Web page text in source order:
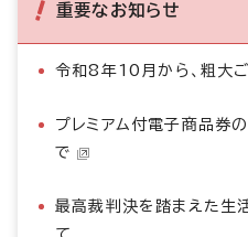
重要なお知らせ
令和8年10月から、粗大
プレミアム付電子商品券
で
最高裁判決を踏まえた生